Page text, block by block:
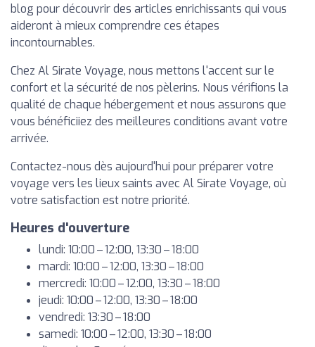
blog pour découvrir des articles enrichissants qui vous
aideront à mieux comprendre ces étapes
incontournables.
Chez Al Sirate Voyage, nous mettons l'accent sur le
confort et la sécurité de nos pèlerins. Nous vérifions la
qualité de chaque hébergement et nous assurons que
vous bénéficiiez des meilleures conditions avant votre
arrivée.
Contactez-nous dès aujourd'hui pour préparer votre
voyage vers les lieux saints avec Al Sirate Voyage, où
votre satisfaction est notre priorité.
Heures d'ouverture
lundi: 10:00 – 12:00, 13:30 – 18:00
mardi: 10:00 – 12:00, 13:30 – 18:00
mercredi: 10:00 – 12:00, 13:30 – 18:00
jeudi: 10:00 – 12:00, 13:30 – 18:00
vendredi: 13:30 – 18:00
samedi: 10:00 – 12:00, 13:30 – 18:00